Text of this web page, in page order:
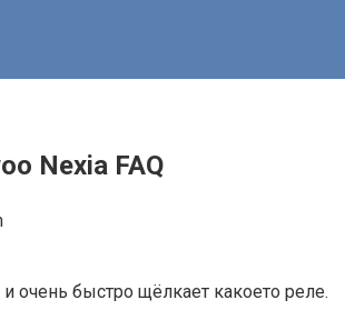
Nexia FAQ
очень быстро щёлкает какоето реле.